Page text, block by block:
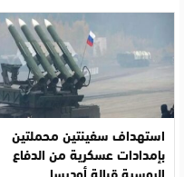
استهداف سفينتين محملتين
بإمدادات عسكرية من الدفاع